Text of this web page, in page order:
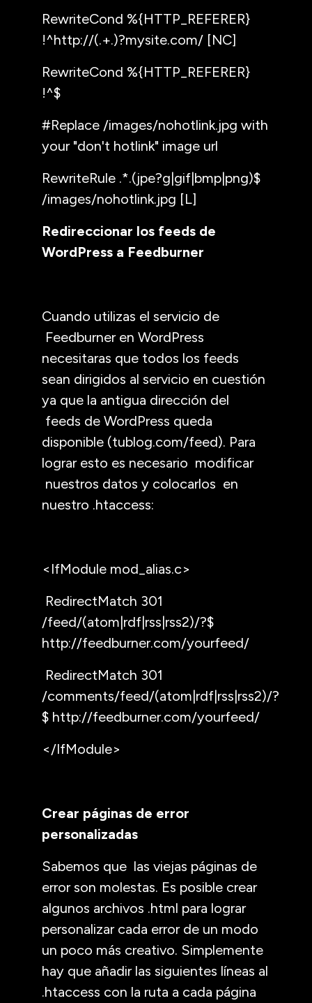
RewriteCond %{HTTP_REFERER}
!^http://(.+.)?mysite.com/ [NC]
RewriteCond %{HTTP_REFERER}
!^$
#Replace /images/nohotlink.jpg with
your "don't hotlink" image url
RewriteRule .*.(jpe?g|gif|bmp|png)$
/images/nohotlink.jpg [L]
Redireccionar los feeds de
WordPress a Feedburner
Cuando utilizas el servicio de
Feedburner en WordPress
necesitaras que todos los feeds
sean dirigidos al servicio en cuestión
ya que la antigua dirección del
feeds de WordPress queda
disponible (tublog.com/feed). Para
lograr esto es necesario modificar
nuestros datos y colocarlos en
nuestro .htaccess:
<IfModule mod_alias.c>
RedirectMatch 301
/feed/(atom|rdf|rss|rss2)/?$
http://feedburner.com/yourfeed/
RedirectMatch 301
/comments/feed/(atom|rdf|rss|rss2)/?
$ http://feedburner.com/yourfeed/
</IfModule>
Crear páginas de error
personalizadas
Sabemos que las viejas páginas de
error son molestas. Es posible crear
algunos archivos .html para lograr
personalizar cada error de un modo
un poco más creativo. Simplemente
hay que añadir las siguientes líneas al
.htaccess con la ruta a cada página